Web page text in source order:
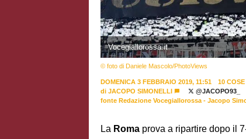
Vocegiallorossa.it
© foto di Daniele Mascolo/PhotoViews
DOMENICA 3 FEBBRAIO 2019, 11:51
10
di JACOPO SIMONELLI
@JACOPO93_
fonte Redazione Vocegiallorossa - Jacopo
La Roma prova a ripartire dopo il